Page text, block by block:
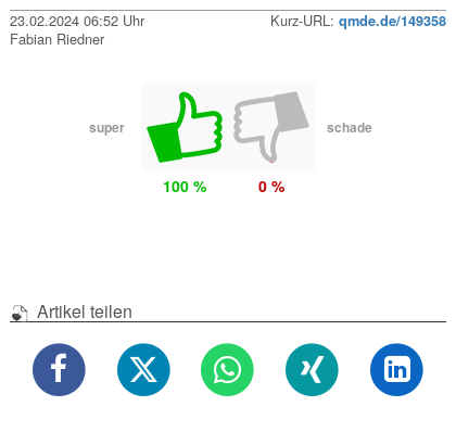
23.02.2024 06:52 Uhr Kurz-URL: qmde.de/149358
Fabian Riedner
super schade
100 % 0 %
Artikel teilen